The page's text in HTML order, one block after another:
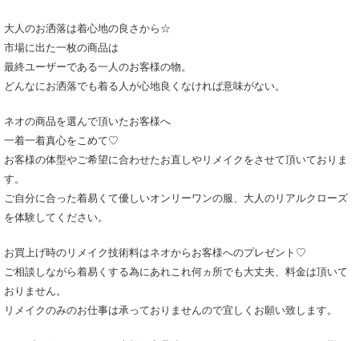
大人のお洒落は着心地の良さから☆
市場に出た一枚の商品は
最終ユーザーである一人のお客様の物。
どんなにお洒落でも着る人が心地良くなければ意味がない。
ネオの商品を選んで頂いたお客様へ
一着一着真心をこめて♡
お客様の体型やご希望に合わせたお直しやリメイクをさせて頂いておりま
す。
ご自分に合った着易くて優しいオンリーワンの服、大人のリアルクローズ
を体験してください。
お買上げ時のリメイク技術料はネオからお客様へのプレゼント♡
ご相談しながら着易くする為にあれこれ何ヵ所でも大丈夫、料金は頂いて
おりません。
リメイクのみのお仕事は承っておりませんので宜しくお願い致します。